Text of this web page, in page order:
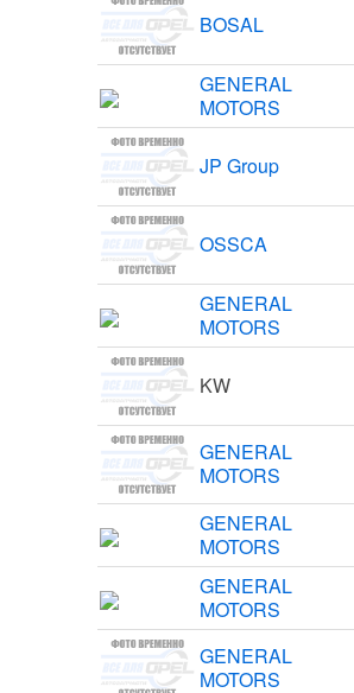
BOSAL
GENERAL
MOTORS
JP Group
OSSCA
GENERAL
MOTORS
KW
GENERAL
MOTORS
GENERAL
MOTORS
GENERAL
MOTORS
GENERAL
MOTORS